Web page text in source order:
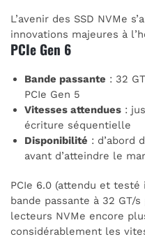
L’avenir des SSD NVMe
innovations majeures à
PCIe Gen 6
Bande passante : 32
PCIe Gen 5
Vitesses attendues :
écriture séquentielle
Disponibilité : d’abord
avant d’atteindre le
PCIe 6.0 (attendu et
bande passante à 32 GT/
lecteurs NVMe encore
considérablement les